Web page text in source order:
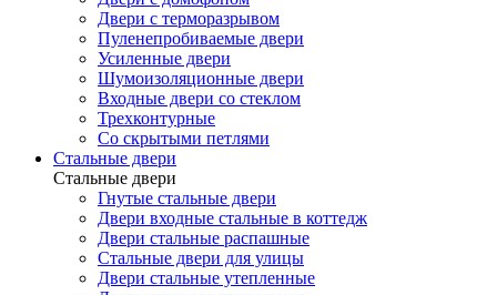
Двери с терморазрывом
Пуленепробиваемые двери
Усиленные двери
Шумоизоляционные двери
Входные двери со стеклом
Трехконтурные
Со скрытыми петлями
Стальные двери
Стальные двери
Гнутые стальные двери
Двери входные стальные в коттедж
Двери стальные распашные
Стальные двери для улицы
Двери стальные утепленные